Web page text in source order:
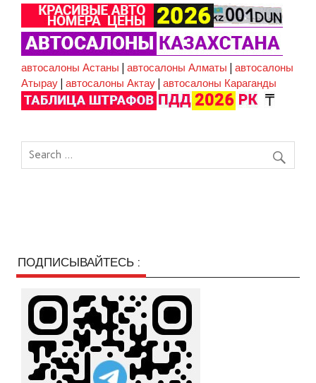
автосалоны Астаны |автосалоны Алматы |автосалоны
Атырау |автосалоны Актау |автосалоны Караганды
ПОДПИСЫВАЙТЕСЬ :